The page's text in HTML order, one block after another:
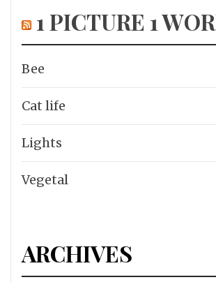
1 PICTURE 1
Bee
Cat life
Lights
Vegetal
ARCHIVES